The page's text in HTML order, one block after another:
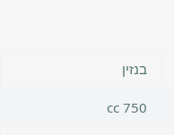
בנזין
750 cc